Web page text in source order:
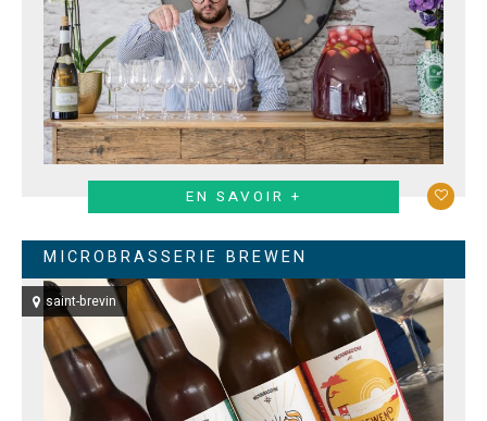
EN SAVOIR +
MICROBRASSERIE BREWEN
saint-brevin